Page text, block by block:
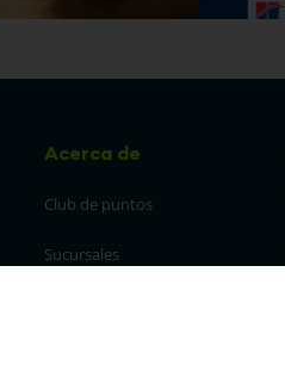
Acerca de
Club de puntos
Sucursales